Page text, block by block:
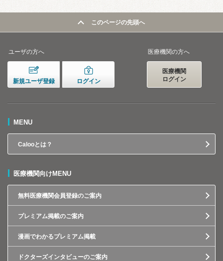
このページの先頭へ
ユーザの方へ
新規ユーザ登録 ログイン
医療機関の方へ
医療機関
ログイン
MENU
Calooとは？
医療機関向けMENU
無料医療機関会員登録のご案内
プレミアム掲載のご案内
漫画でわかるプレミアム掲載
ドクターズインタビューのご案内